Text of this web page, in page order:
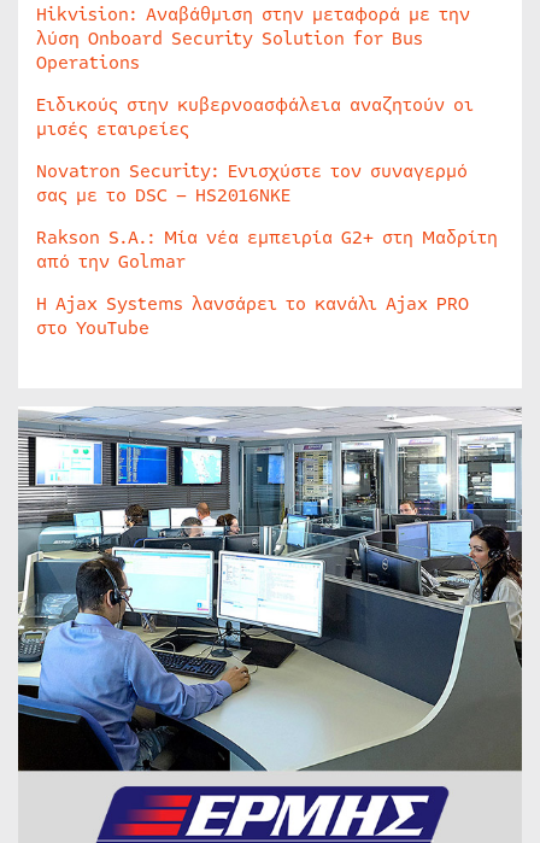
Hikvision: Αναβάθμιση στην μεταφορά με την
λύση Onboard Security Solution for Bus
Operations
Ειδικούς στην κυβερνοασφάλεια αναζητούν οι
μισές εταιρείες
Novatron Security: Ενισχύστε τον συναγερμό
σας με το DSC – HS2016NKE
Rakson S.A.: Μία νέα εμπειρία G2+ στη Μαδρίτη
από την Golmar
Η Ajax Systems λανσάρει το κανάλι Ajax PRO
στο YouTube